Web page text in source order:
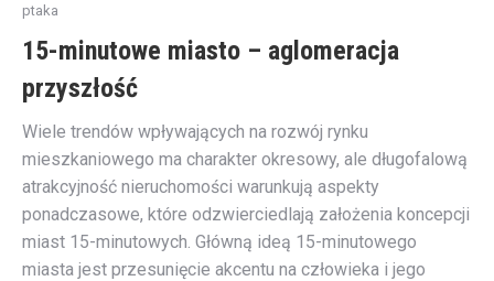
ptaka
15-minutowe miasto – aglomeracja
przyszłość
Wiele trendów wpływających na rozwój rynku
mieszkaniowego ma charakter okresowy, ale długofalową
atrakcyjność nieruchomości warunkują aspekty
ponadczasowe, które odzwierciedlają założenia koncepcji
miast 15-minutowych. Główną ideą 15-minutowego
miasta jest przesunięcie akcentu na człowieka i jego